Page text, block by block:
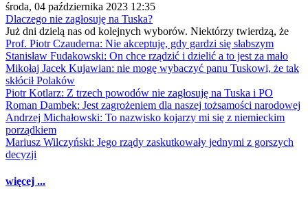
środa, 04 października 2023 12:35
Dlaczego nie zagłosuję na Tuska?
Już dni dzielą nas od kolejnych wyborów. Niektórzy twierdzą, że
Prof. Piotr Czauderna: Nie akceptuję, gdy gardzi się słabszym
Stanisław Fudakowski: On chce rządzić i dzielić a to jest za mało
Mikołaj Jacek Kujawian: nie mogę wybaczyć panu Tuskowi, że tak
skłócił Polaków
Piotr Kotlarz: Z trzech powodów nie zagłosuję na Tuska i PO
Roman Dambek: Jest zagrożeniem dla naszej tożsamości narodowej
Andrzej Michałowski: To nazwisko kojarzy mi się z niemieckim
porządkiem
Mariusz Wilczyński: Jego rządy zaskutkowały jednymi z gorszych
decyzji
więcej ...